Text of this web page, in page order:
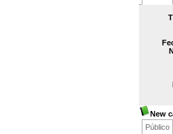
New
Público